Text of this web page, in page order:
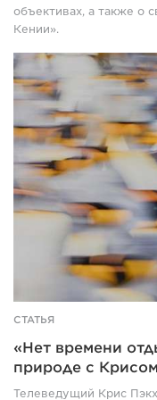
объективах, а также о
Кении».
СТАТЬЯ
«Нет времени
природе с
Телеведущий Крис